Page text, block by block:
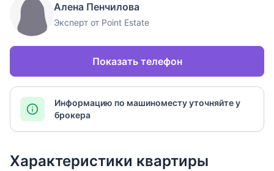
Алена Пенчилова
Эксперт от Point Estate
Показать телефон
Информацию по машиноместу уточняйте у
брокера
Характеристики квартиры